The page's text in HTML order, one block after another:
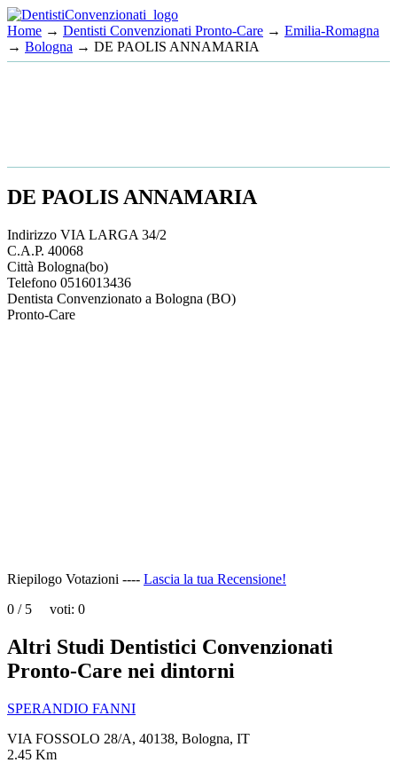
Home → Dentisti Convenzionati Pronto-Care → Emilia-Romagna
→ Bologna → DE PAOLIS ANNAMARIA
DE PAOLIS ANNAMARIA
Indirizzo VIA LARGA 34/2
C.A.P. 40068
Città Bologna(bo)
Telefono 0516013436
Dentista Convenzionato a Bologna (BO)
Pronto-Care
Riepilogo Votazioni ---- Lascia la tua Recensione!
0 / 5 voti: 0
Altri Studi Dentistici Convenzionati
Pronto-Care nei dintorni
SPERANDIO FANNI
VIA FOSSOLO 28/A, 40138, Bologna, IT
2.45 Km